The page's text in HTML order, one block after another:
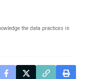
the data practices in